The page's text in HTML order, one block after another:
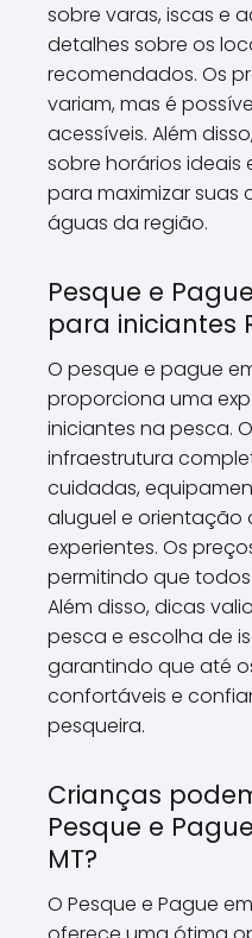
sobre varas, iscas e
detalhes sobre os
recomendados. Os
variam, mas é
acessíveis. Além
sobre horários
para maximizar suas
águas da região.
Pesque e
para iniciantes
O pesque e pague
proporciona uma
iniciantes na pesca.
infraestrutura
cuidadas,
aluguel e orientação
experientes. Os
permitindo que
Além disso, dicas
pesca e escolha de
garantindo que até
confortáveis e
pesqueira.
Crianças
Pesque e
MT?
O Pesque e Pague